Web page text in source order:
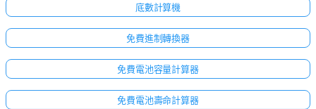
底數計算機
免費進制轉換器
免費電池容量計算器
免費電池壽命計算器